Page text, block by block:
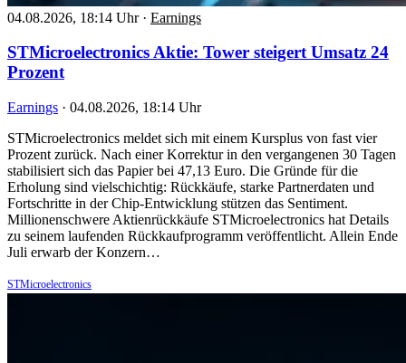
04.08.2026, 18:14 Uhr · Earnings
STMicroelectronics Aktie: Tower steigert Umsatz 24
Prozent
Earnings · 04.08.2026, 18:14 Uhr
STMicroelectronics meldet sich mit einem Kursplus von fast vier
Prozent zurück. Nach einer Korrektur in den vergangenen 30 Tagen
stabilisiert sich das Papier bei 47,13 Euro. Die Gründe für die
Erholung sind vielschichtig: Rückkäufe, starke Partnerdaten und
Fortschritte in der Chip-Entwicklung stützen das Sentiment.
Millionenschwere Aktienrückkäufe STMicroelectronics hat Details
zu seinem laufenden Rückkaufprogramm veröffentlicht. Allein Ende
Juli erwarb der Konzern…
STMicroelectronics